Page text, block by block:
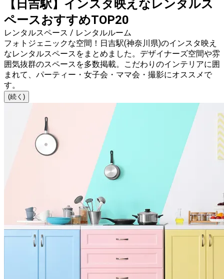
【日吉駅】インスタ映えなレンタルス
ペースおすすめTOP20
レンタルスペース / レンタルルーム
フォトジェニックな空間！日吉駅(神奈川県)のインスタ映え
なレンタルスペースをまとめました。デザイナーズ空間や雰
囲気抜群のスペースを多数掲載。こだわりのインテリアに囲
まれて、パーティー・女子会・ママ会・撮影にオススメで
す。
(続く)